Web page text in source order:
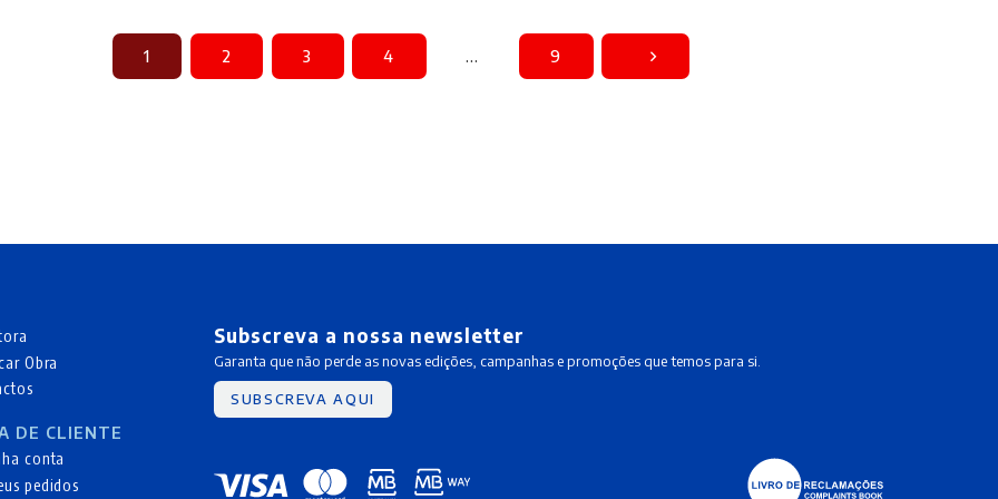
1 2 3 4 … 9
Obra
DE CLIENTE
conta
pedidos
Subscreva a nossa newsletter
Garanta que não perde as novas edições, campanhas e promoções que temos para si.
SUBSCREVA AQUI